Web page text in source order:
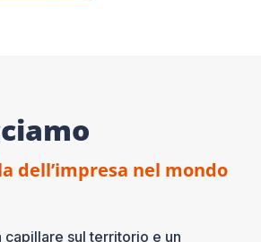
dell’impresa nel mondo
capillare sul territorio e un